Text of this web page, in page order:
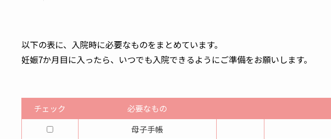
以下の表に、入院時に必要なものをまとめています。
妊娠7か月目に入ったら、いつでも入院できるようにご準備をお願いします。
チェック 必要なもの
母子手帳